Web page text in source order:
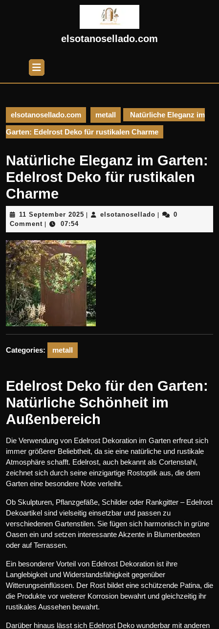
elsotanosellado.com
Open
Button
elsotanosellado.com metall Natürliche Eleganz im
Garten: Edelrost Deko für rustikalen Charme
Natürliche Eleganz im Garten:
Edelrost Deko für rustikalen
Charme
11 September 2025 11
2025
| elsotanosellado elsotanosellado
|
0
Comment | 07:54
Categories: metall
Edelrost Deko für den Garten:
Natürliche Schönheit im
Außenbereich
Die Verwendung von Edelrost Dekoration im Garten erfreut sich
immer größerer Beliebtheit, da sie eine natürliche und rustikale
Atmosphäre schafft. Edelrost, auch bekannt als Cortenstahl,
zeichnet sich durch seine einzigartige Rostoptik aus, die dem
Garten eine besondere Note verleiht.
Ob Skulpturen, Pflanzgefäße, Schilder oder Rankgitter – Edelrost
Dekoartikel sind vielseitig einsetzbar und passen zu
verschiedenen Gartenstilen. Sie fügen sich harmonisch in grüne
Oasen ein und setzen interessante Akzente in Blumenbeeten
oder auf Terrassen.
Ein besonderer Vorteil von Edelrost Dekoration ist ihre
Langlebigkeit und Widerstandsfähigkeit gegenüber
Witterungseinflüssen. Der Rost bildet eine schützende Patina, die
die Produkte vor weiterer Korrosion bewahrt und gleichzeitig ihr
rustikales Aussehen bewahrt.
Darüber hinaus lässt sich Edelrost Deko wunderbar mit anderen